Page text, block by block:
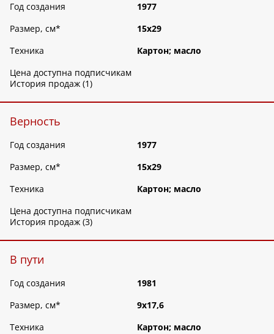
Год создания
1977
Размер, см*
15х29
Техника
Картон; масло
Цена доступна подписчикам
История продаж (1)
Верность
Год создания
1977
Размер, см*
15х29
Техника
Картон; масло
Цена доступна подписчикам
История продаж (3)
В пути
Год создания
1981
Размер, см*
9х17,6
Техника
Картон; масло